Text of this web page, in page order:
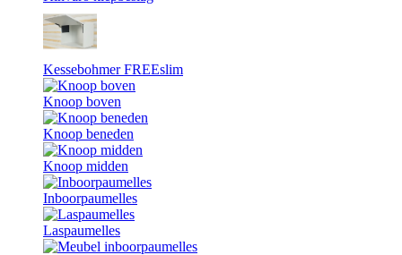
Kessebohmer FREEslim
Knoop boven
Knoop beneden
Knoop midden
Inboorpaumelles
Laspaumelles